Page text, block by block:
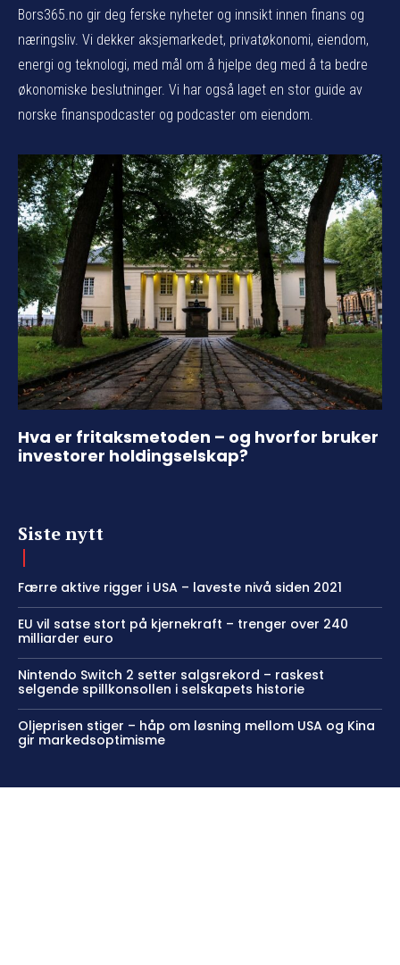
Bors365.no gir deg ferske nyheter og innsikt innen finans og
næringsliv. Vi dekker aksjemarkedet, privatøkonomi, eiendom,
energi og teknologi, med mål om å hjelpe deg med å ta bedre
økonomiske beslutninger. Vi har også laget en stor guide av
norske finanspodcaster og podcaster om eiendom.
Hva er fritaksmetoden – og hvorfor bruker
investorer holdingselskap?
Siste nytt
Færre aktive rigger i USA – laveste nivå siden 2021
EU vil satse stort på kjernekraft – trenger over 240
milliarder euro
Nintendo Switch 2 setter salgsrekord – raskest
selgende spillkonsollen i selskapets historie
Oljeprisen stiger – håp om løsning mellom USA og Kina
gir markedsoptimisme